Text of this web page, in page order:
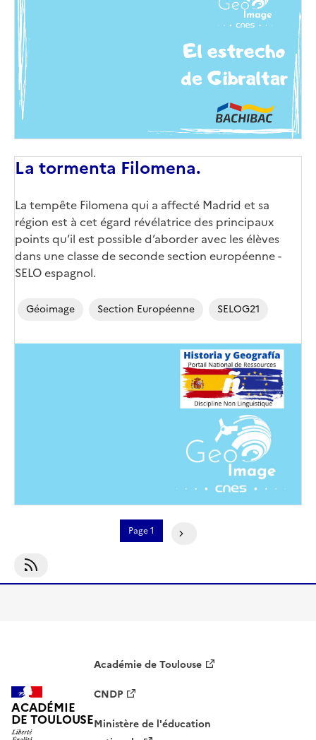
couverture
(conseillée)
La tormenta Filomena.
Corps
La tempête Filomena qui a affecté Madrid et sa
région est à cet égard révélatrice des principaux
points qu’il est possible d’aborder avec les élèves
dans une classe de seconde section européenne -
SELO espagnol.
Géoimage Section Européenne SELOG21
Pagination
Page 1
S'abonner À Géoimage
ACADÉMIE
DE TOULOUSE
Académie de Toulouse
CNDP
Ministère de l'éducation